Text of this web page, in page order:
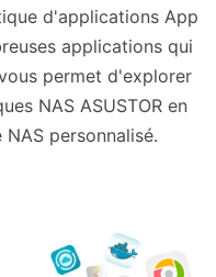
d'applications App
applications qui
permet d'explorer
NAS ASUSTOR en
personnalisé.